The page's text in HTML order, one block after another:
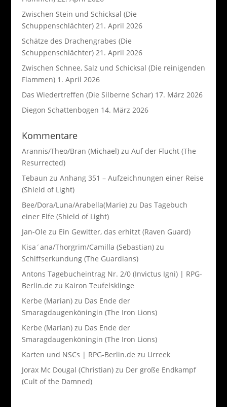
Zwischen Stein und Schicksal (Die
Schuppenschlächter) 21. April 2026
Schätze des Drachengrabes (Die
Schuppenschlächter) 21. April 2026
Zwischen Schnee, Salz und Schicksal (Die reinigenden
Flammen) 1. April 2026
Das Wiedertreffen (Die Silberne Schar) 17. März 2026
Diegon Schattenbogen 14. März 2026
Kommentare
Arannis/Theo/Bran (Michael)zu Auf der Flucht (The
Resurrected)
Tebaun zu Anhang 351 – Aufzeichnungen einer Reise
(Shield of Light)
Bee/Dora/Luna/Arabella(Marie)zu Das Tagebuch
einer Elfe (Shield of Light)
Jan-Ole zu Ein Gewitter, das erhitzt (Raven Guard)
Kisa´ana/Thorgrim/Camilla (Sebastian)zu
Schiffserkundung (The Guardians)
Antons Tagebucheintrag Nr. 2/0 (Invictus Igni) | RPG-
Berlin.de zu Kairon Teufelsklinge
Kerbe (Marian)zu Das Ende der
Smaragdaugenköningin (The Iron Lions)
Kerbe (Marian)zu Das Ende der
Smaragdaugenköningin (The Iron Lions)
Karten und NSCs | RPG-Berlin.de zu Urreek
Jorax Mc Dougal (Christian)zu Der große Endkampf
(Cult of the Damned)